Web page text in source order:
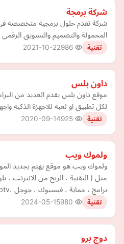
شركة برمجة
شركة تقدم حلول برمجية متخصصة في
المحمولة والتصميم والتسويق الرقمي
تقنية 2021-10-22
داون بلس
موقع داون بلس يقدم العديد من
لكل تطبيق او لعبة للاجهزة الذكية
تقنية 2020-09-14
ولموك ويب
ولموك ويب هو موقع يهتم بجديد
مثل ( التقنية ، الربح من الانترنت ،
برامج ، حماية ، فيسبوك ، جوجل ،iptv ، صحة ، تعليم....
تقنية 2024-05-15
دوج برو